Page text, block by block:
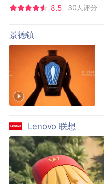
8.5
30人评分
景德镇
Lenovo 联想